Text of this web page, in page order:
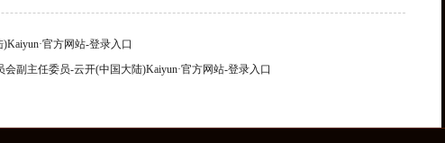
官方网站-登录入口
副主任委员-云开(中国大陆)Kaiyun·官方网站-登录入口